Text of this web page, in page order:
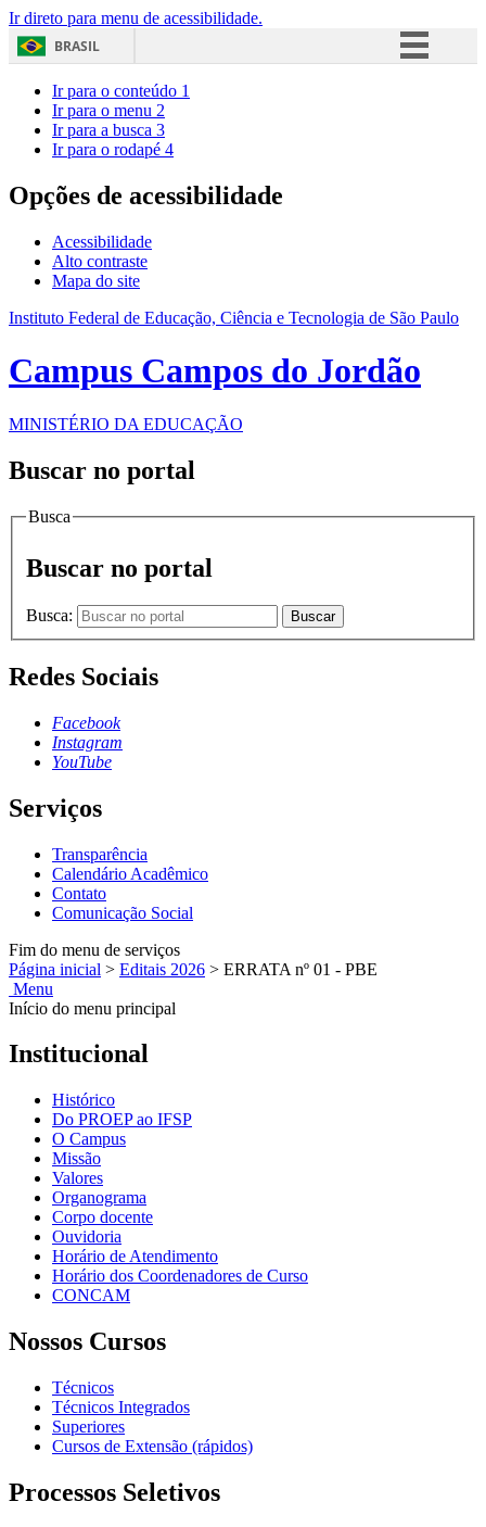
Ir direto para menu de acessibilidade.
BRASIL
Acesso à informação
Ir para o conteúdo 1
Ir para o menu 2
Ir para a busca 3
Ir para o rodapé 4
Opções de acessibilidade
Acessibilidade
Alto contraste
Mapa do site
Instituto Federal de Educação, Ciência e Tecnologia de São Paulo
Campus Campos do Jordão
MINISTÉRIO DA EDUCAÇÃO
Buscar no portal
Busca
Buscar no portal
Busca: Buscar
Redes Sociais
Facebook
Instagram
YouTube
Serviços
Transparência
Calendário Acadêmico
Contato
Comunicação Social
Fim do menu de serviços
Página inicial > Editais 2026 > ERRATA nº 01 - PBE
Menu
Início do menu principal
Institucional
Histórico
Do PROEP ao IFSP
O Campus
Missão
Valores
Organograma
Corpo docente
Ouvidoria
Horário de Atendimento
Horário dos Coordenadores de Curso
CONCAM
Nossos Cursos
Técnicos
Técnicos Integrados
Superiores
Cursos de Extensão (rápidos)
Processos Seletivos